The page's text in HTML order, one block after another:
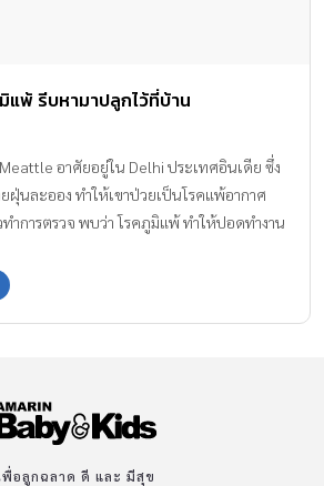
แพ้ รีบหามาปลูกไว้ที่บ้าน
อาศัยอยู่ใน Delhi ประเทศอินเดีย ซึ่ง
ฝุ่นละออง ทำให้เขาป่วยเป็นโรคแพ้อากาศ
ำการตรวจ พบว่า โรคภูมิแพ้ ทำให้ปอดทำงาน
พื่อลูกฉลาด ดี และ มีสุข